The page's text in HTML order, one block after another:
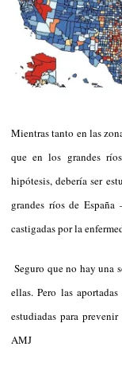
Mientras tanto en las
que en los grandes
hipótesis, debería ser
grandes ríos de
castigadas por la
Seguro que no hay una
ellas. Pero las
estudiadas para
AMJ